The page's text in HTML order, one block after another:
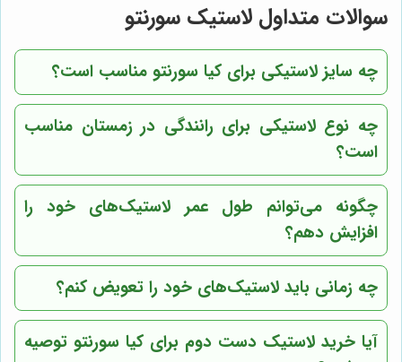
سوالات متداول لاستیک سورنتو
چه سایز لاستیکی برای کیا سورنتو مناسب است؟
چه نوع لاستیکی برای رانندگی در زمستان مناسب
است؟
چگونه می‌توانم طول عمر لاستیک‌های خود را
افزایش دهم؟
چه زمانی باید لاستیک‌های خود را تعویض کنم؟
آیا خرید لاستیک دست دوم برای کیا سورنتو توصیه